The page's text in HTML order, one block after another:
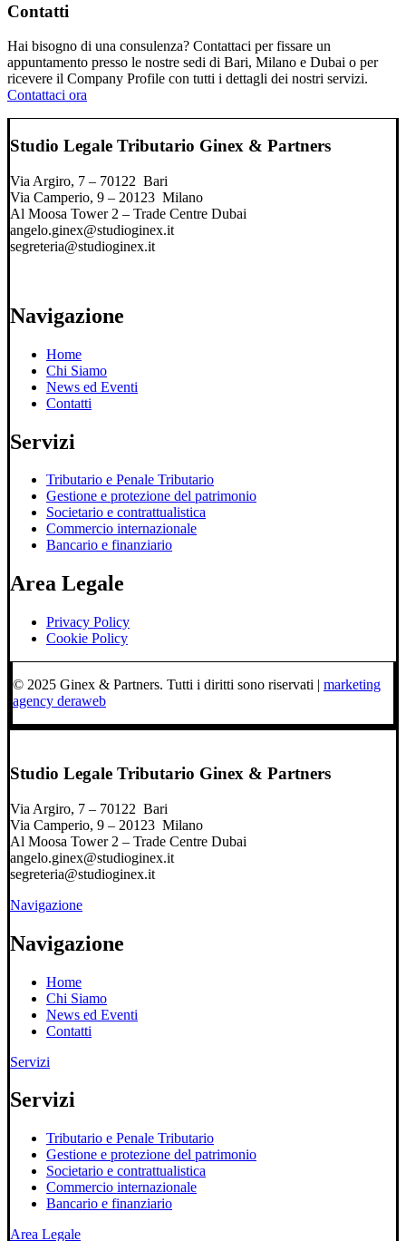
Contatti
Hai bisogno di una consulenza? Contattaci per fissare un
appuntamento presso le nostre sedi di Bari, Milano e Dubai o per
ricevere il Company Profile con tutti i dettagli dei nostri servizi.
Contattaci ora
Studio Legale Tributario Ginex & Partners
Via Argiro, 7 – 70122 Bari
Via Camperio, 9 – 20123 Milano
Al Moosa Tower 2 – Trade Centre Dubai
angelo.ginex@studioginex.it
segreteria@studioginex.it
Navigazione
Home
Chi Siamo
News ed Eventi
Contatti
Servizi
Tributario e Penale Tributario
Gestione e protezione del patrimonio
Societario e contrattualistica
Commercio internazionale
Bancario e finanziario
Area Legale
Privacy Policy
Cookie Policy
© 2025 Ginex & Partners. Tutti i diritti sono riservati | marketing
agency deraweb
Studio Legale Tributario Ginex & Partners
Via Argiro, 7 – 70122 Bari
Via Camperio, 9 – 20123 Milano
Al Moosa Tower 2 – Trade Centre Dubai
angelo.ginex@studioginex.it
segreteria@studioginex.it
Navigazione
Navigazione
Home
Chi Siamo
News ed Eventi
Contatti
Servizi
Servizi
Tributario e Penale Tributario
Gestione e protezione del patrimonio
Societario e contrattualistica
Commercio internazionale
Bancario e finanziario
Area Legale